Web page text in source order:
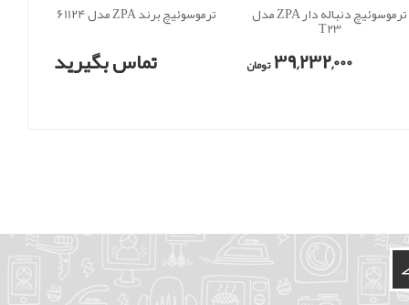
ترموسوئیچ دنباله دار ZPA مدل
T23
39,232,000تومان
ترموسوئیچ برند ZPA مدل 61124
تماس بگیرید